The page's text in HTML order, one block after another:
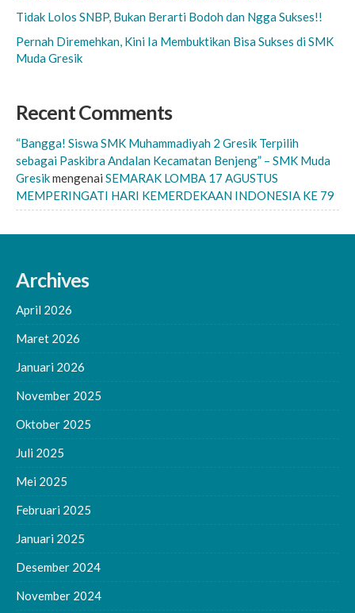
Tidak Lolos SNBP, Bukan Berarti Bodoh dan Ngga Sukses!!
Pernah Diremehkan, Kini Ia Membuktikan Bisa Sukses di SMK
Muda Gresik
Recent Comments
“Bangga! Siswa SMK Muhammadiyah 2 Gresik Terpilih
sebagai Paskibra Andalan Kecamatan Benjeng” – SMK Muda
Gresikmengenai SEMARAK LOMBA 17 AGUSTUS
MEMPERINGATI HARI KEMERDEKAAN INDONESIA KE 79
Archives
April 2026
Maret 2026
Januari 2026
November 2025
Oktober 2025
Juli 2025
Mei 2025
Februari 2025
Januari 2025
Desember 2024
November 2024